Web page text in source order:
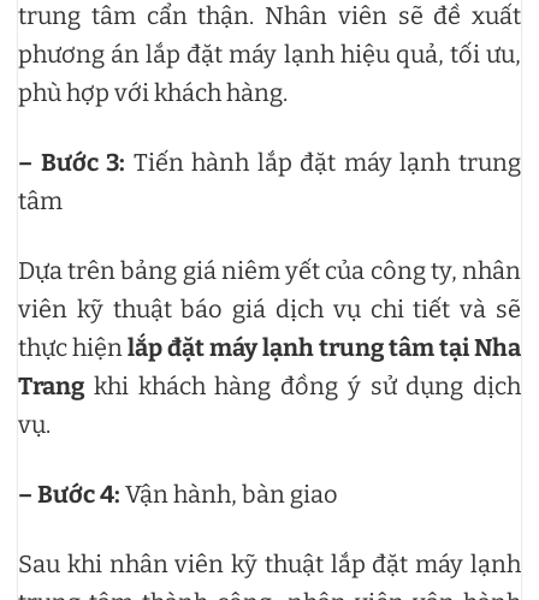
trung tâm cẩn thận. Nhân viên sẽ đề xuất
phương án lắp đặt máy lạnh hiệu quả, tối ưu,
phù hợp với khách hàng.
– Bước 3: Tiến hành lắp đặt máy lạnh trung
tâm
Dựa trên bảng giá niêm yết của công ty, nhân
viên kỹ thuật báo giá dịch vụ chi tiết và sẽ
thực hiệnlắp đặt máy lạnh trung tâm tại Nha
Trang khi khách hàng đồng ý sử dụng dịch
vụ.
– Bước 4: Vận hành, bàn giao
Sau khi nhân viên kỹ thuật lắp đặt máy lạnh